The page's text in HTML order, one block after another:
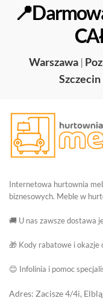
Warszawa |
Szczecin
Internetowa hurtownia
biznesowych. Meble w
🚚 U nas zawsze dostawa
🎁 Kody rabatowe i okazje
😊 Infolinia i pomoc
Adres: Zacisze 4/4i,